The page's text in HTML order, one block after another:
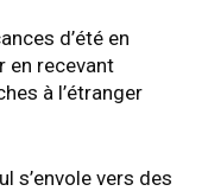
d’été en
en recevant
à l’étranger
s’envole vers des